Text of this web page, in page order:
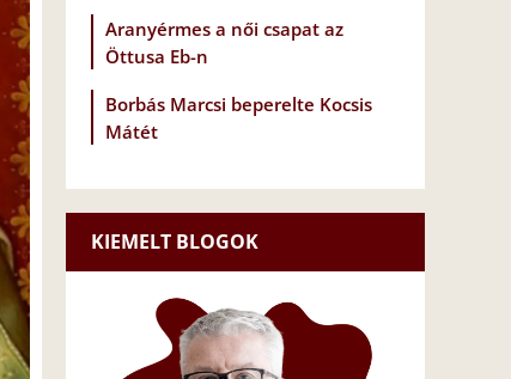
Aranyérmes a női csapat az
Öttusa Eb-n
Borbás Marcsi beperelte Kocsis
Mátét
KIEMELT BLOGOK